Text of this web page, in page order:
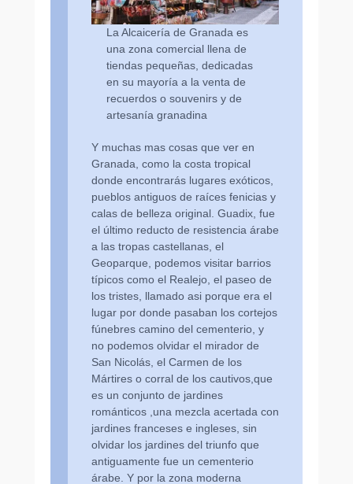
La Alcaicería de Granada es
una zona comercial llena de
tiendas pequeñas, dedicadas
en su mayoría a la venta de
recuerdos o souvenirs y de
artesanía granadina
Y muchas mas cosas que ver en
Granada, como la costa tropical
donde encontrarás lugares exóticos,
pueblos antiguos de raíces fenicias y
calas de belleza original. Guadix, fue
el último reducto de resistencia árabe
a las tropas castellanas, el
Geoparque, podemos visitar barrios
típicos como el Realejo, el paseo de
los tristes, llamado asi porque era el
lugar por donde pasaban los cortejos
fúnebres camino del cementerio, y
no podemos olvidar el mirador de
San Nicolás, el Carmen de los
Mártires o corral de los cautivos,que
es un conjunto de jardines
románticos ,una mezcla acertada con
jardines franceses e ingleses, sin
olvidar los jardines del triunfo que
antiguamente fue un cementerio
árabe. Y por la zona moderna